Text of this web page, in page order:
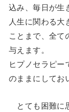
込み、毎日が生
人生に関わる大
ことまで、全て
与えます。
ヒプノセラピー
のままにしてお
とても困難に